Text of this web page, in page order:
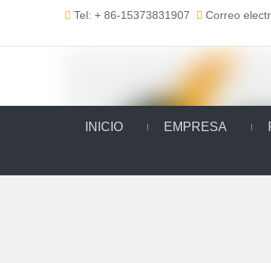
 Tel: + 86-15373831907  Correo
INICIO EMPRESA